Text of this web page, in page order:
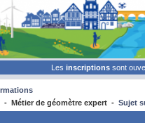
Les inscriptions sont
- Métier de géomètre expert - Sujet